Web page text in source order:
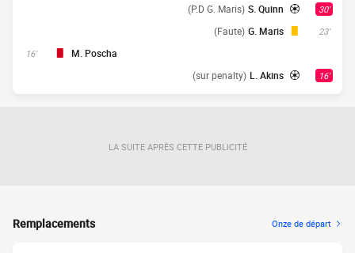
30'
S. Quinn
(P.D G. Maris)
23'
G. Maris
(Faute)
16' M. Poscha
16'
L. Akins
(sur penalty)
LA SUITE APRÈS CETTE PUBLICITÉ
Remplacements Onze de départ